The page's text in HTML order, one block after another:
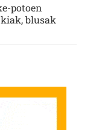
potoen
blusak